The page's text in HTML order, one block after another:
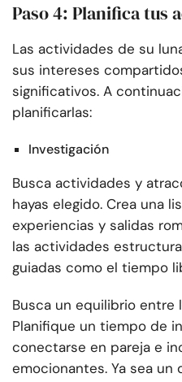
Paso 4: Planifica tus
Las actividades de su
sus intereses
significativos. A
planificarlas:
Investigación
Busca actividades y
hayas elegido. Crea una
experiencias y salidas
las actividades
guiadas como el tiempo
Busca un equilibrio entre
Planifique un tiempo de
conectarse en pareja e
emocionantes. Ya sea un